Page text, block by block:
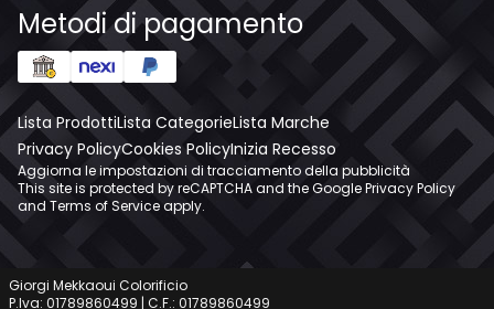
Metodi di pagamento
Lista ProdottiLista CategorieLista Marche
Privacy PolicyCookies PolicyInizia Recesso
Aggiorna le impostazioni di tracciamento della pubblicità
This site is protected by reCAPTCHA and the GooglePrivacy Policy
and Terms of Serviceapply.
Giorgi Mekkaoui Colorificio
P.Iva: 01789860499 | C.F.: 01789860499